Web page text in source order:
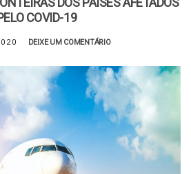
COVID-19
DEIXE UM COMENTÁRIO